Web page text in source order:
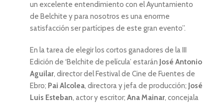
un excelente entendimiento con el Ayuntamiento
de Belchite y para nosotros es una enorme
satisfacción ser partícipes de este gran evento”.
En la tarea de elegir los cortos ganadores de la III
Edición de ‘Belchite de película’ estarán José Antonio
Aguilar, director del Festival de Cine de Fuentes de
Ebro; Pai Alcolea, directora y jefa de producción; José
Luis Esteban, actor y escritor; Ana Mainar, concejala